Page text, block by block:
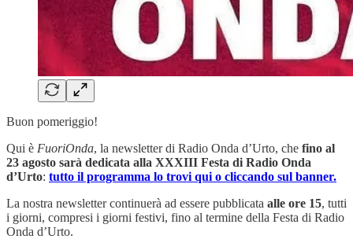
Buon pomeriggio!
Qui è FuoriOnda, la newsletter di Radio Onda d’Urto, che fino al
23 agosto sarà dedicata alla XXXIII Festa di Radio Onda
d’Urto: tutto il programma lo trovi qui o cliccando sul banner.
La nostra newsletter continuerà ad essere pubblicata alle ore 15, tutti
i giorni, compresi i giorni festivi, fino al termine della Festa di Radio
Onda d’Urto.